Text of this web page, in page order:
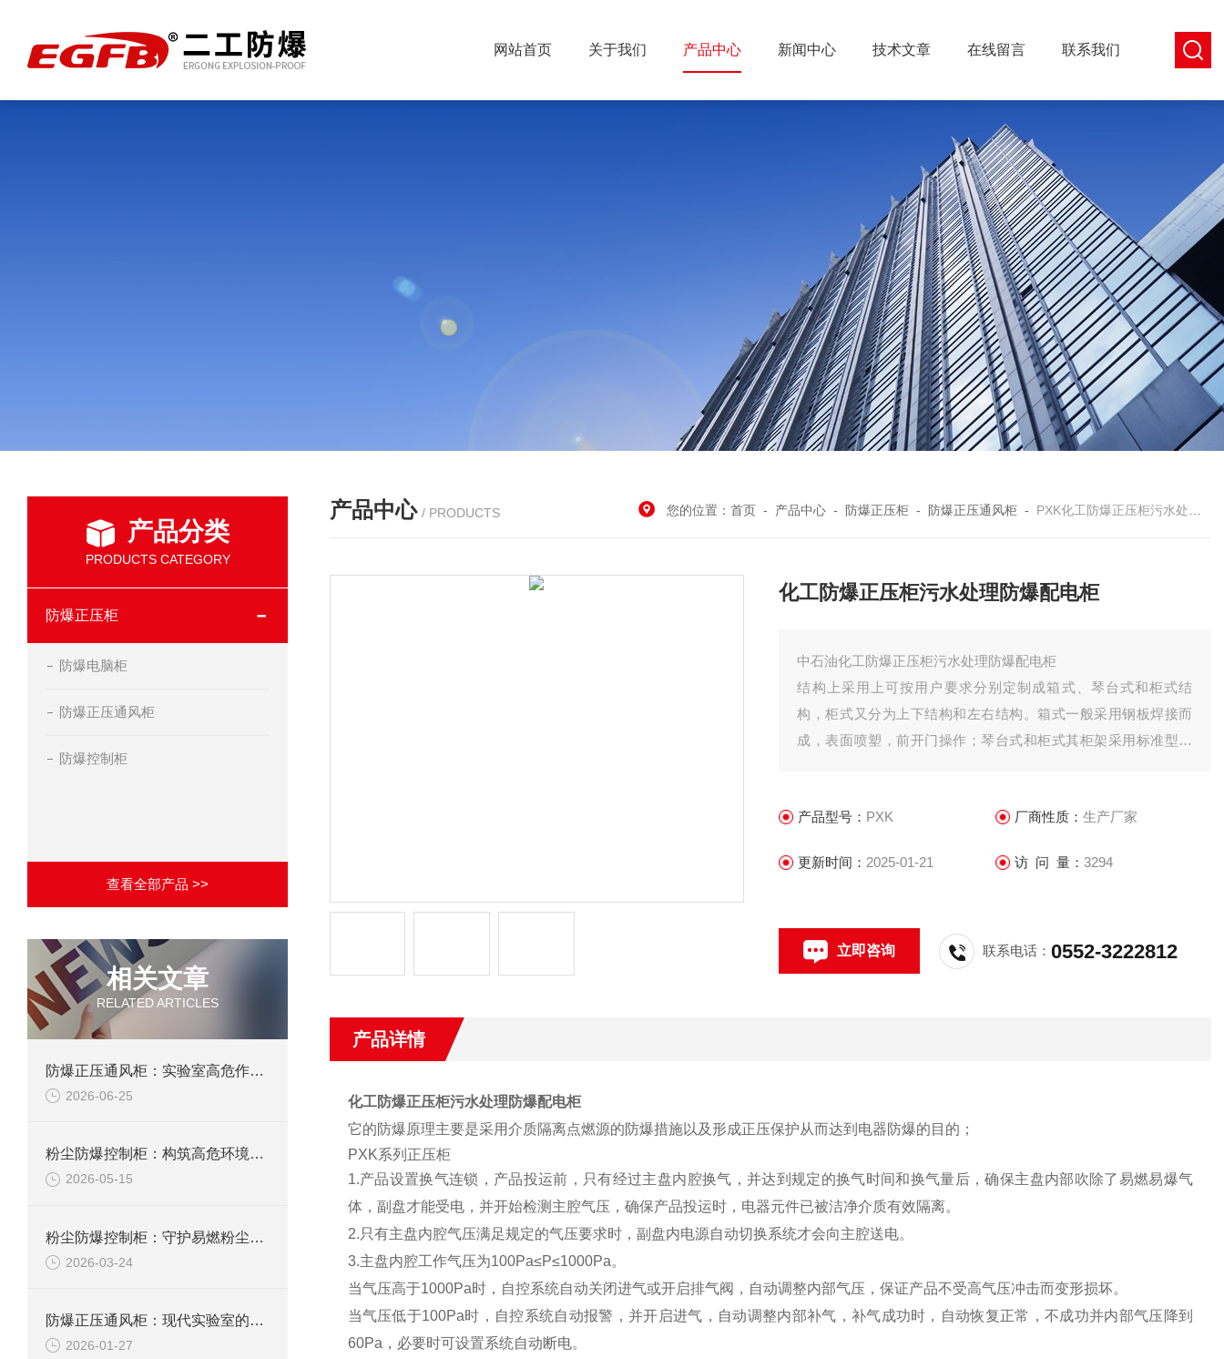
网站首页 关于我们 产品中心 新闻中心 技术文章 在线留言 联系我们
产品分类
PRODUCTS CATEGORY
防爆正压柜
防爆电脑柜
防爆正压通风柜
防爆控制柜
查看全部产品 >>
相关文章
RELATED ARTICLES
防爆正压通风柜：实验室高危作业的安全防护载体
2026-06-25
粉尘防爆控制柜：构筑高危环境下的电气安全屏障
2026-05-15
粉尘防爆控制柜：守护易燃粉尘环境下的电气安全
2026-03-24
防爆正压通风柜：现代实验室的安全屏障
2026-01-27
产品中心 / PRODUCTS 您的位置：首页 - 产品中心 - 防爆正压柜 - 防爆正压通风柜 - PXK化工防爆正压柜污水处理防爆配电柜
化工防爆正压柜污水处理防爆配电柜
中石油化工防爆正压柜污水处理防爆配电柜
结构上采用上可按用户要求分别定制成箱式、琴台式和柜式结
构，柜式又分为上下结构和左右结构。箱式一般采用钢板焊接而
成，表面喷塑，前开门操作；琴台式和柜式其柜架采用标准型材
产品型号： PXK 厂商性质： 生产厂家
更新时间： 2025-01-21 访 问 量： 3294
立即咨询 联系电话：0552-3222812
产品详情
化工防爆正压柜污水处理防爆配电柜
它的防爆原理主要是采用介质隔离点燃源的防爆措施以及形成正压保护从而达到电器防爆的目的；
PXK系列正压柜
1.产品设置换气连锁，产品投运前，只有经过主盘内腔换气，并达到规定的换气时间和换气量后，确保主盘内部吹除了易燃易爆气
体，副盘才能受电，并开始检测主腔气压，确保产品投运时，电器元件已被洁净介质有效隔离。
2.只有主盘内腔气压满足规定的气压要求时，副盘内电源自动切换系统才会向主腔送电。
3.主盘内腔工作气压为100Pa≤P≤1000Pa。
当气压高于1000Pa时，自控系统自动关闭进气或开启排气阀，自动调整内部气压，保证产品不受高气压冲击而变形损坏。
当气压低于100Pa时，自控系统自动报警，并开启进气，自动调整内部补气，补气成功时，自动恢复正常，不成功并内部气压降到
60Pa，必要时可设置系统自动断电。